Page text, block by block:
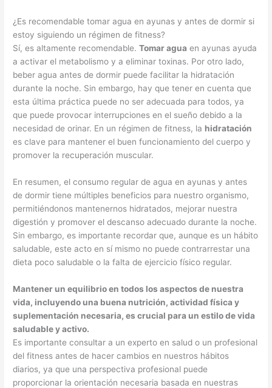
¿Es recomendable tomar agua en ayunas y antes de dormir si
estoy siguiendo un régimen de fitness?
Sí, es altamente recomendable.Tomar agua en ayunas ayuda
a activar el metabolismo y a eliminar toxinas. Por otro lado,
beber agua antes de dormir puede facilitar la hidratación
durante la noche. Sin embargo, hay que tener en cuenta que
esta última práctica puede no ser adecuada para todos, ya
que puede provocar interrupciones en el sueño debido a la
necesidad de orinar. En un régimen de fitness, la hidratación
es clave para mantener el buen funcionamiento del cuerpo y
promover la recuperación muscular.
En resumen, el consumo regular de agua en ayunas y antes
de dormir tiene múltiples beneficios para nuestro organismo,
permitiéndonos mantenernos hidratados, mejorar nuestra
digestión y promover el descanso adecuado durante la noche.
Sin embargo, es importante recordar que, aunque es un hábito
saludable, este acto en sí mismo no puede contrarrestar una
dieta poco saludable o la falta de ejercicio físico regular.
Mantener un equilibrio en todos los aspectos de nuestra
vida, incluyendo una buena nutrición, actividad física y
suplementación necesaria, es crucial para un estilo de vida
saludable y activo.
Es importante consultar a un experto en salud o un profesional
del fitness antes de hacer cambios en nuestros hábitos
diarios, ya que una perspectiva profesional puede
proporcionar la orientación necesaria basada en nuestras